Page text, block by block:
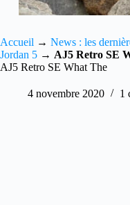
Accueil → News : les
Jordan 5 → AJ5 Retro SE
AJ5 Retro SE What The
4 novembre 2020 1